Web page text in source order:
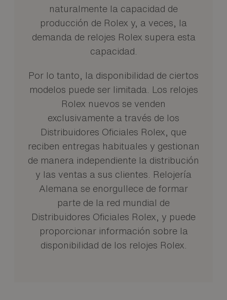
naturalmente la capacidad de
producción de Rolex y, a veces, la
demanda de relojes Rolex supera esta
capacidad.
Por lo tanto, la disponibilidad de ciertos
modelos puede ser limitada. Los relojes
Rolex nuevos se venden
exclusivamente a través de los
Distribuidores Oficiales Rolex, que
reciben entregas habituales y gestionan
de manera independiente la distribución
y las ventas a sus clientes. Relojería
Alemana se enorgullece de formar
parte de la red mundial de
Distribuidores Oficiales Rolex, y puede
proporcionar información sobre la
disponibilidad de los relojes Rolex.